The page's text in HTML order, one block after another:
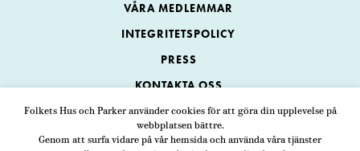
Folkets Hus och Parker använder cookies för att göra din upplevelse på
webbplatsen bättre.
Genom att surfa vidare på vår hemsida och använda våra tjänster
VÅRA MEDLEMMAR
INTEGRITETSPOLICY
PRESS
KONTAKTA OSS
Folkets Hus och Parker